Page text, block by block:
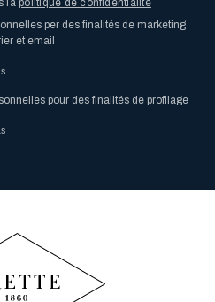
lapolitique de confidentialité
per des finalités de marketing
et email
pour des finalités de profilage